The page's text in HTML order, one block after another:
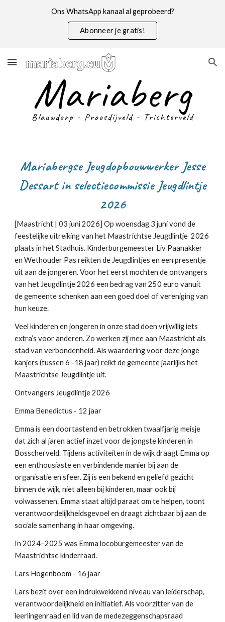
Ons WhatsApp kanaal al geprobeerd?
Abonneer je gratis!
Mariaberg
Blauwdorp - Proosdijveld - Trichterveld
Mariabergse Jeugdopbouwwerker Jesse
Dessart in selectiecommissie Jeugdlintje
2026
[Maastricht |03 juni2026]Op woensdag 3 juni vond de
feestelijke uitreiking van het Maastrichtse Jeugdlintje 2026
plaats in het Stadhuis. Kinderburgemeester Liv Paanakker
en Wethouder Pas reikten de Jeugdlintjes en een presentje
uit aan de jongeren. Voor het eerst mochten de ontvangers
van het Jeugdlintje 2026 een bedrag van 250 euro vanuit
de gemeente schenken aan een goed doel of vereniging van
hun keuze.
Veel kinderen en jongeren in onze stad doen vrijwillig iets
extra’s voor anderen. Zo werken zij mee aan Maastricht als
stad van verbondenheid. Als waardering voor deze jonge
kanjers (tussen 6 -18 jaar) reikt de gemeente jaarlijks het
Maastrichtse Jeugdlintje uit.
Ontvangers Jeugdlintje 2026
Emma Benedictus - 12 jaar
Emma is een doortastend en betrokken twaalfjarig meisje
dat zich al jaren actief inzet voor de jongste kinderen in
Bosscherveld. Tijdens activiteiten in de wijk draagt Emma op
een enthousiaste en verbindende manier bij aan de
organisatie en sfeer. Zij is een bekend en geliefd gezicht
binnen de wijk, niet alleen bij kinderen, maar ook bij
volwassenen. Emma staat altijd paraat om te helpen, toont
verantwoordelijkheidsgevoel en draagt zichtbaar bij aan de
sociale samenhang in haar omgeving.
In 2024–2025 was Emma locoburgemeester van de
Maastrichtse kinderraad.
Lars Hogenboom - 16 jaar
Lars bezit over een indrukwekkend niveau van leiderschap,
verantwoordelijkheid en initiatief. Als voorzitter van de
leerlingenraad en lid van de medezeggenschapsraad